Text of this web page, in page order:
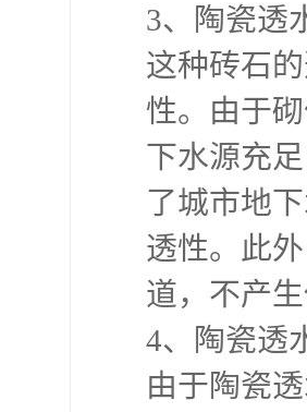
3、陶瓷透
这种砖石
性。由于
下水源充
了城市地
透性。此
道，不产
4、陶瓷透
由于陶瓷